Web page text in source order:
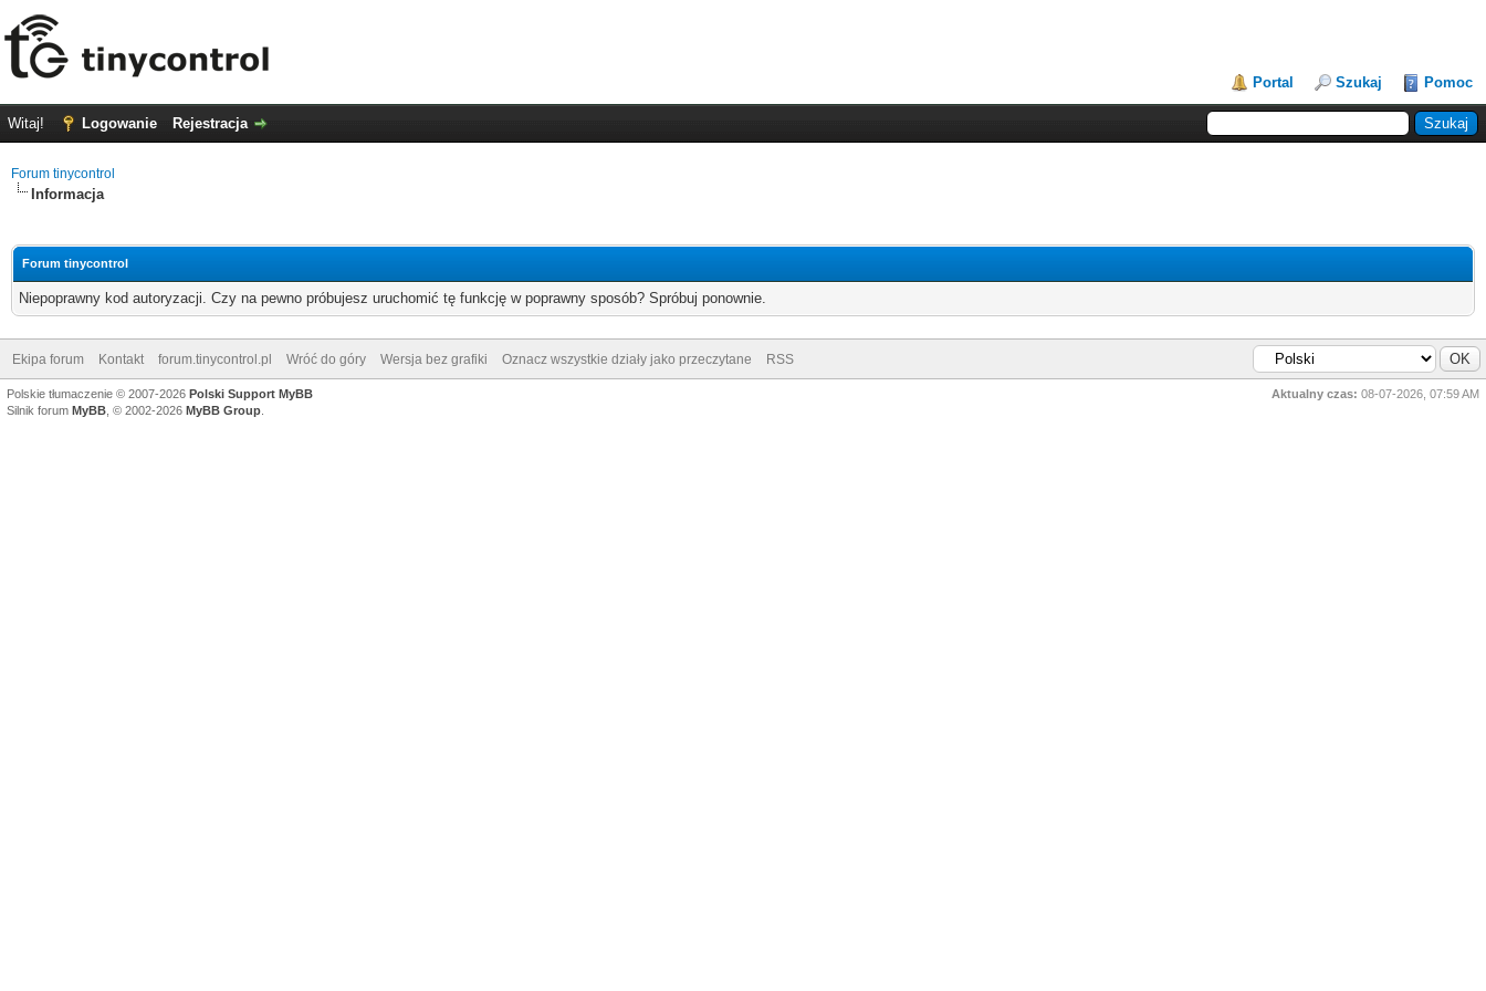
Portal Szukaj Pomoc
Witaj! Logowanie Rejestracja
Forum tinycontrol
Informacja
Forum tinycontrol
Niepoprawny kod autoryzacji. Czy na pewno próbujesz uruchomić tę funkcję w poprawny sposób? Spróbuj ponownie.
Ekipa forum Kontakt forum.tinycontrol.pl Wróć do góry Wersja bez grafiki Oznacz wszystkie działy jako przeczytane RSS
Aktualny czas: 08-07-2026, 07:59 AM
Polskie tłumaczenie © 2007-2026 Polski Support MyBB
Silnik forum MyBB , © 2002-2026 MyBB Group